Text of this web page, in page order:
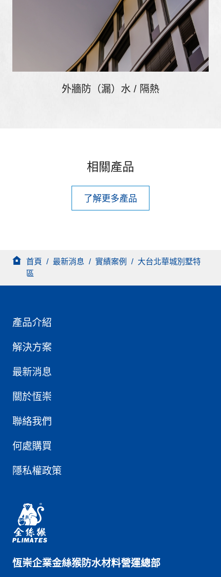
外牆防（漏）水 / 隔熱
相關產品
了解更多產品
首頁 / 最新消息 / 實績案例 / 大台北華城別墅特
區
產品介紹
解決方案
最新消息
關於恆崇
聯絡我們
何處購買
隱私權政策
恆崇企業金絲猴防水材料營運總部